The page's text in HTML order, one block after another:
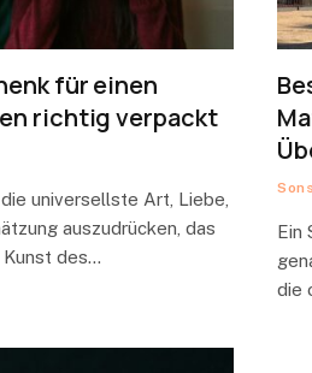
für einen
richtig verpackt
universellste Art, Liebe,
auszudrücken, das
Kunst des…
Ein
die